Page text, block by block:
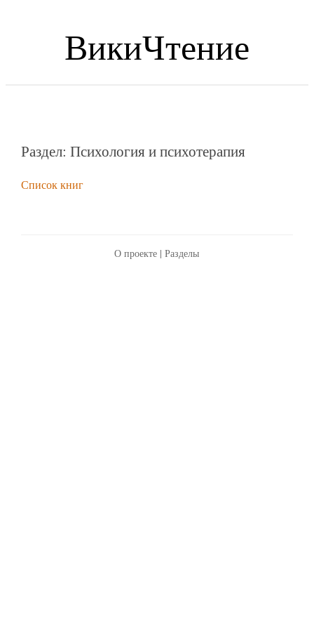
ВикиЧтение
Раздел: Психология и психотерапия
Список книг
О проекте |Разделы